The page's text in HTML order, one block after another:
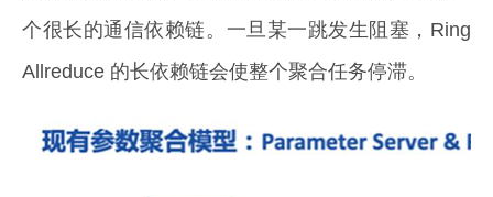
个很长的通信依赖链。一旦某一跳发生阻塞，Ring
Allreduce 的长依赖链会使整个聚合任务停滞。